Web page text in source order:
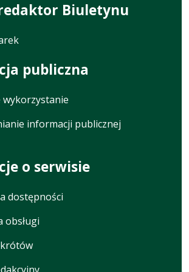
Biuletynu
publiczna
wykorzystanie
informacji publicznej
o serwisie
dostępności
obsługi